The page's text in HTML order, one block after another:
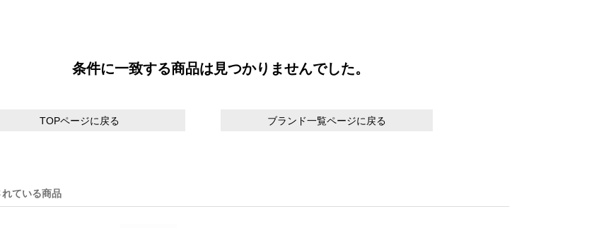
条件に一致する商品は見つかりませんでした。
TOPページに戻る ブランド一覧ページに戻る
ている商品